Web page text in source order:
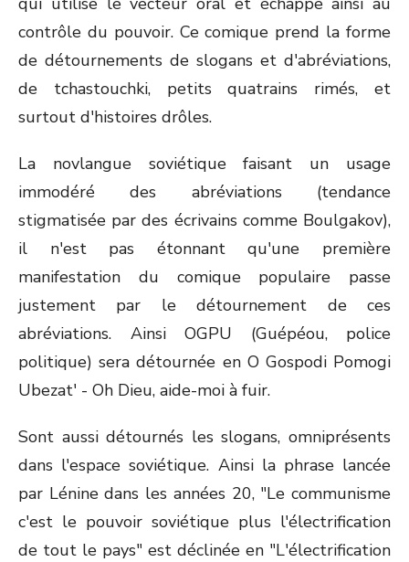
contrôle du pouvoir. Ce comique prend la forme
de détournements de slogans et d'abréviations,
de tchastouchki, petits quatrains rimés, et
surtout d'histoires drôles.
La novlangue soviétique faisant un usage
immodéré des abréviations (tendance
stigmatisée par des écrivains comme Boulgakov),
il n'est pas étonnant qu'une première
manifestation du comique populaire passe
justement par le détournement de ces
abréviations. Ainsi OGPU (Guépéou, police
politique) sera détournée en O Gospodi Pomogi
Ubezat' - Oh Dieu, aide-moi à fuir.
Sont aussi détournés les slogans, omniprésents
dans l'espace soviétique. Ainsi la phrase lancée
par Lénine dans les années 20, "Le communisme
c'est le pouvoir soviétique plus l'électrification
de tout le pays" est déclinée en "L'électrification